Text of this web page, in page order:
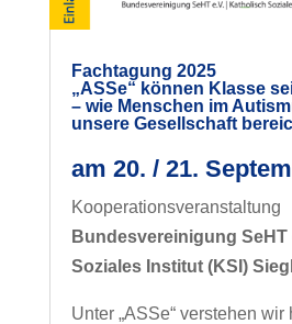
Fachtagung 2025
„ASSe“ können Klasse
– wie Menschen im
unsere Gesellschaft
am 20. / 21.
Kooperationsveranstaltung
Bundesvereinigung SeHT
Soziales Institut (KSI)
Unter „ASSe“ verstehen wir